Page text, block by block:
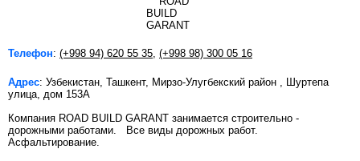
Телефон: (+998 94) 620 55 35, (+998 98) 300 05 16
Адрес: Узбекистан, Ташкент, Мирзо-Улугбекский район , Шуртепа
улица, дом 153А
Компания ROAD BUILD GARANT занимается строительно -
дорожными работами. Все виды дорожных работ.
Асфальтирование.